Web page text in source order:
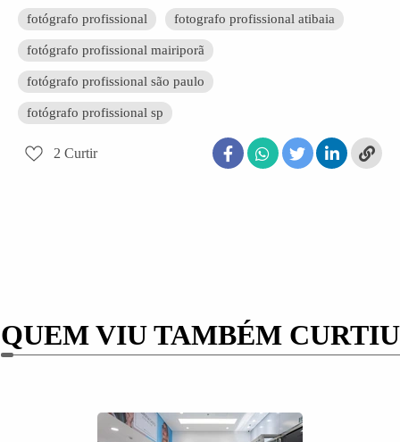
fotógrafo profissional fotografo profissional atibaia
fotógrafo profissional mairiporã
fotógrafo profissional são paulo
fotógrafo profissional sp
2 Curtir
QUEM VIU TAMBÉM CURTIU